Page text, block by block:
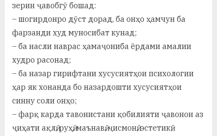
зерин ҷавобгӯ бошад:
– шогирдонро дӯст дорад, ба онҳо ҳамчун ба
фарзанди худ муносибат кунад;
– ба насли наврас ҳамаҷониба ёрдами амалии
худро расонад;
– ба назар гирифтани хусусиятҳои психологии
ҳар як хонанда бо назардошти хусусиятҳои
синну соли онҳо;
– фарқ карда тавонистани қобилияти ҷавонон аз
ҷиҳати ақлӣ, руҳӣ, маънавӣ, ҷисмонӣ, эстетикӣ;